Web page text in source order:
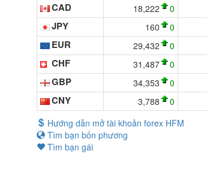
CAD 18,222 0
JPY 160 0
EUR 29,432 0
CHF 31,487 0
GBP 34,353 0
CNY 3,788 0
Hướng dẫn mở tài khoản forex HFM
Tìm bạn bốn phương
Tìm bạn gái